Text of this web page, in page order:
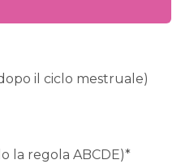
il ciclo mestruale)
la regola ABCDE)*